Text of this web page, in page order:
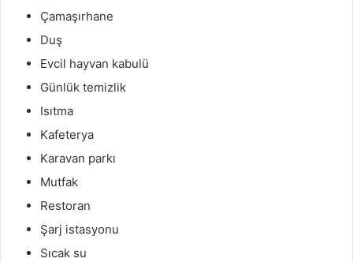
Çamaşırhane
Duş
Evcil hayvan kabulü
Günlük temizlik
Isıtma
Kafeterya
Karavan parkı
Mutfak
Restoran
Şarj istasyonu
Sıcak su